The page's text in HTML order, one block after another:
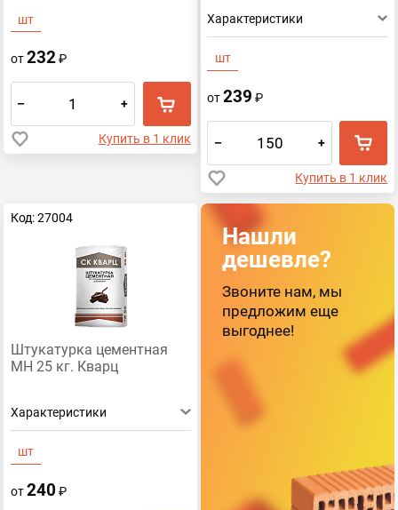
шт
от232₽
– +
Купить в 1 клик
Характеристики
шт
от239 ₽
– +
Купить в 1 клик
Код: 27004
Штукатурка цементная
МН 25 кг. Кварц
Характеристики
шт
от240 ₽
Нашли
дешевле?
Звоните нам, мы
предложим еще
выгоднее!